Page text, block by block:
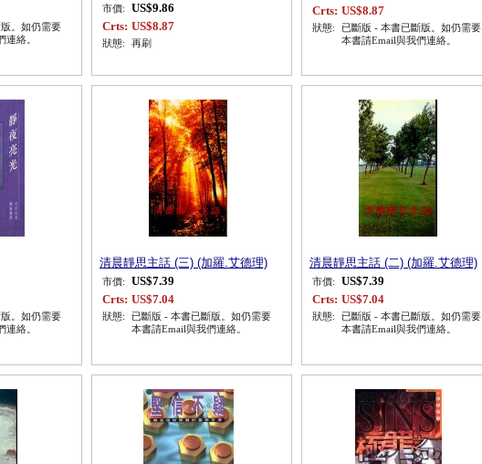
。如仍需要
連絡。
市價:
US$9.86
Crts: US$8.87
狀態: 再刷
Crts: US$8.87
狀態:
已斷版 - 本書已斷版。如仍需要
本書請Email與我們連絡。
。如仍需要
連絡。
清晨靜思主話 (三) (加羅.艾德理)
市價:
US$7.39
Crts: US$7.04
狀態:
已斷版 - 本書已斷版。如仍需要
本書請Email與我們連絡。
清晨靜思主話 (二) (加羅.艾德理)
市價:
US$7.39
Crts: US$7.04
狀態:
已斷版 - 本書已斷版。如仍需要
本書請Email與我們連絡。